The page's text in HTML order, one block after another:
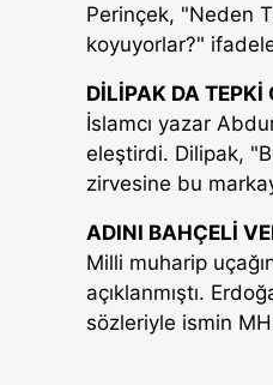
Perinçek, "Neden
koyuyorlar?"
DİLİPAK DA TEPKİ
İslamcı yazar
eleştirdi. Dilipak,
zirvesine bu
ADINI BAHÇELİ
Milli muharip
açıklanmıştı.
sözleriyle ismin